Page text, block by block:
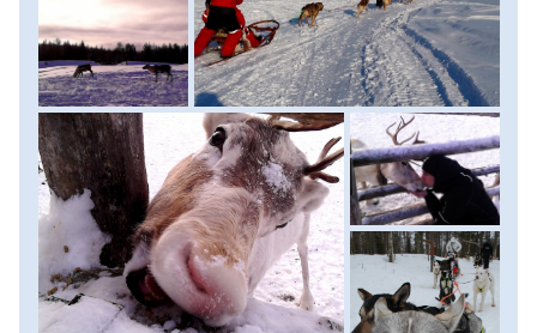
Parkban túrázunk egyet: egy 3 órás kirándulás keretében
egy szurdokvölgybe hótalpazunk, ahol a völgy végében egy
befagyott tó és egy jéggédermedt vízesés fogad. A hely a
lappok ősi vallásának, a sámánságnak volt fontos
helyszíne: a fölöttünk magasodó hegyen, illetve a
vízesésénél mutatták be áldozataikat isteneiknek. A terület
ma is szent hely.) Az esti órákban érünk vissza
szállásunkra, ahol a hagyományos fatüzelésű szaunában –
illetve a szomszédos tó jegén vágott lékben csobbanva –
töltjük az estét.